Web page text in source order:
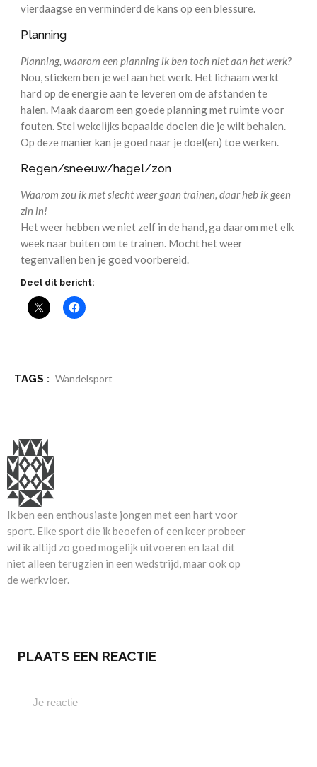
vierdaagse en verminderd de kans op een blessure.
Planning
Planning, waarom een planning ik ben toch niet aan het werk?
Nou, stiekem ben je wel aan het werk. Het lichaam werkt
hard op de energie aan te leveren om de afstanden te
halen. Maak daarom een goede planning met ruimte voor
fouten. Stel wekelijks bepaalde doelen die je wilt behalen.
Op deze manier kan je goed naar je doel(en) toe werken.
Regen/sneeuw/hagel/zon
Waarom zou ik met slecht weer gaan trainen, daar heb ik geen
zin in!
Het weer hebben we niet zelf in de hand, ga daarom met elk
week naar buiten om te trainen. Mocht het weer
tegenvallen ben je goed voorbereid.
Deel dit bericht:
TAGS : Wandelsport
Ik ben een enthousiaste jongen met een hart voor
sport. Elke sport die ik beoefen of een keer probeer
wil ik altijd zo goed mogelijk uitvoeren en laat dit
niet alleen terugzien in een wedstrijd, maar ook op
de werkvloer.
PLAATS EEN REACTIE